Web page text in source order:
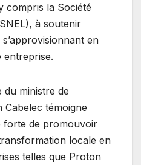
compris la Société
à soutenir
en
entreprise.
du ministre de
Cabelec témoigne
forte de promouvoir
locale en
telles que Proton